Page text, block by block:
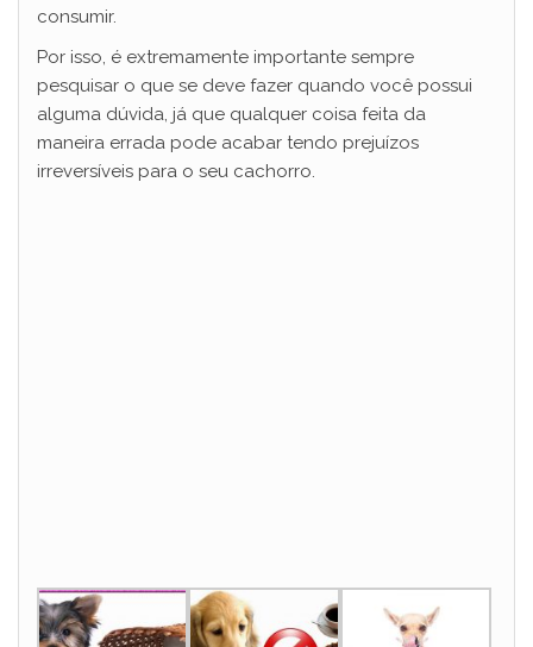
consumir.
Por isso, é extremamente importante sempre
pesquisar o que se deve fazer quando você possui
alguma dúvida, já que qualquer coisa feita da
maneira errada pode acabar tendo prejuízos
irreversíveis para o seu cachorro.